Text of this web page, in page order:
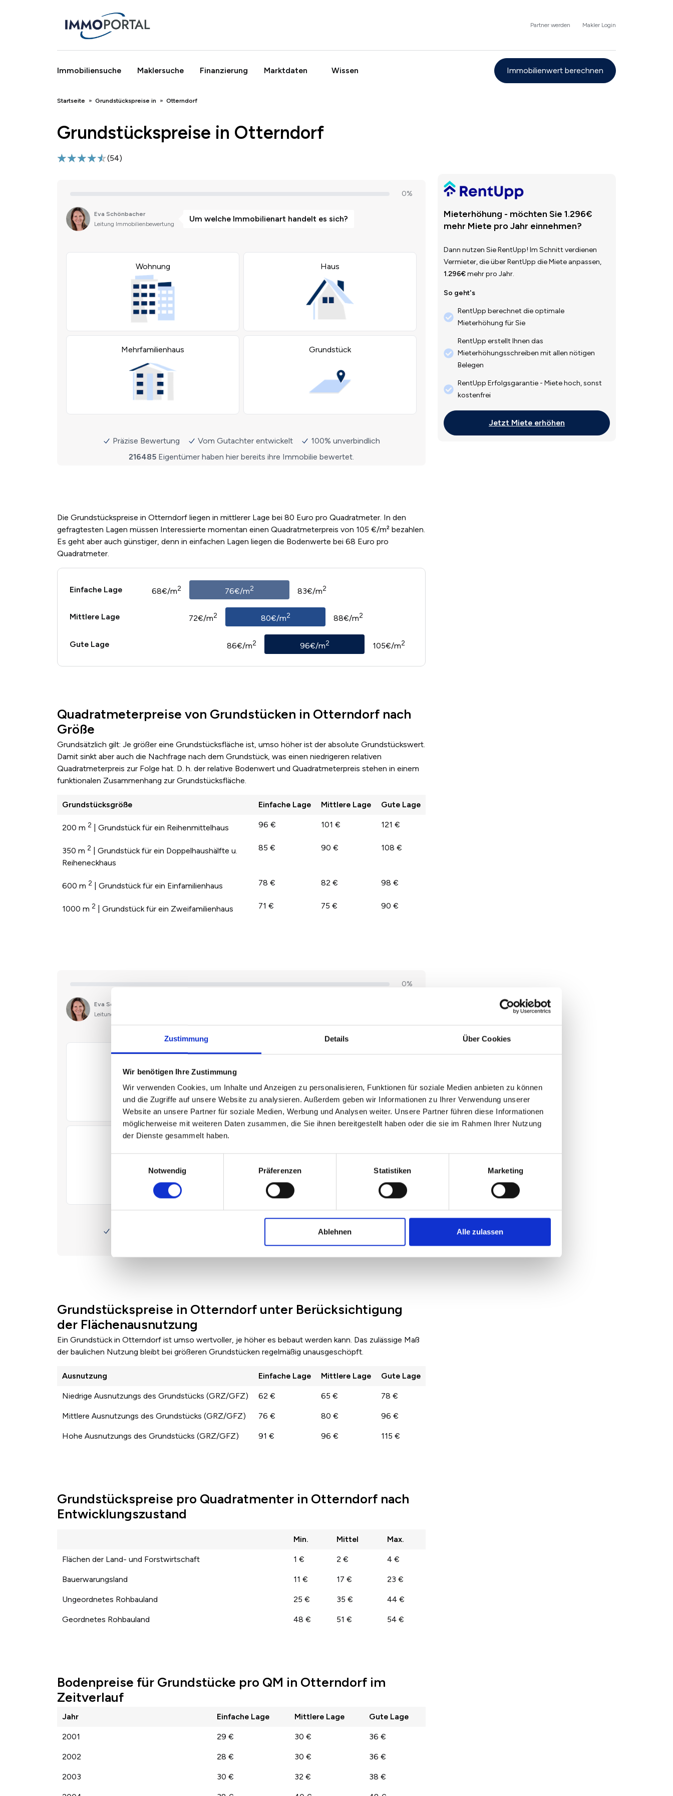
Zustimmung Details Über Cookies
Wir benötigen Ihre Zustimmung
Wir verwenden Cookies, um Inhalte und Anzeigen zu personalisieren, Funktionen für soziale Medien anbieten zu können
und die Zugriffe auf unsere Website zu analysieren. Außerdem geben wir Informationen zu Ihrer Verwendung unserer
Website an unsere Partner für soziale Medien, Werbung und Analysen weiter. Unsere Partner führen diese Informationen
möglicherweise mit weiteren Daten zusammen, die Sie ihnen bereitgestellt haben oder die sie im Rahmen Ihrer Nutzung
der Dienste gesammelt haben.
Notwendig
Präferenzen Statistiken Marketing
Ablehnen Alle zulassen
Partner werden Makler Login
Immobiliensuche Maklersuche Finanzierung Marktdaten Wissen Immobilienwert berechnen
Breadcrumb
Startseite Grundstückspreise in Otterndorf
Grundstückspreise in Otterndorf
(54)
Die Grundstückspreise in Otterndorf liegen in mittlerer Lage bei 80 Euro pro Quadratmeter. In den
gefragtesten Lagen müssen Interessierte momentan einen Quadratmeterpreis von 105 €/m² bezahlen.
Es geht aber auch günstiger, denn in einfachen Lagen liegen die Bodenwerte bei 68 Euro pro
Quadratmeter.
Einfache Lage 68€/m2 76€/m2 83€/m2
Mittlere Lage 72€/m2 80€/m2 88€/m2
Gute Lage 86€/m2 96€/m2 105€/m2
Quadratmeterpreise von Grundstücken in Otterndorf nach
Größe
Grundsätzlich gilt: Je größer eine Grundstücksfläche ist, umso höher ist der absolute Grundstückswert.
Damit sinkt aber auch die Nachfrage nach dem Grundstück, was einen niedrigeren relativen
Quadratmeterpreis zur Folge hat. D. h. der relative Bodenwert und Quadratmeterpreis stehen in einem
funktionalen Zusammenhang zur Grundstücksfläche.
Grundstücksgröße Einfache Lage Mittlere Lage Gute Lage
200 m 2 | Grundstück für ein Reihenmittelhaus 96 € 101 € 121 €
350 m 2
| Grundstück für ein Doppelhaushälfte u.
Reiheneckhaus
85 € 90 € 108 €
600 m 2 | Grundstück für ein Einfamilienhaus 78 € 82 € 98 €
1000 m 2 | Grundstück für ein Zweifamilienhaus 71 € 75 € 90 €
Grundstückspreise in Otterndorf unter Berücksichtigung
der Flächenausnutzung
Ein Grundstück in Otterndorf ist umso wertvoller, je höher es bebaut werden kann. Das zulässige Maß
der baulichen Nutzung bleibt bei größeren Grundstücken regelmäßig unausgeschöpft.
Ausnutzung Einfache Lage Mittlere Lage Gute Lage
Niedrige Ausnutzungs des Grundstücks (GRZ/GFZ) 62 € 65 € 78 €
Mittlere Ausnutzungs des Grundstücks (GRZ/GFZ) 76 € 80 € 96 €
Hohe Ausnutzungs des Grundstücks (GRZ/GFZ) 91 € 96 € 115 €
Grundstückspreise pro Quadratmenter in Otterndorf nach
Entwicklungszustand
Min. Mittel Max.
Flächen der Land- und Forstwirtschaft 1 € 2 € 4 €
Bauerwarungsland 11 € 17 € 23 €
Ungeordnetes Rohbauland 25 € 35 € 44 €
Geordnetes Rohbauland 48 € 51 € 54 €
Bodenpreise für Grundstücke pro QM in Otterndorf im
Zeitverlauf
Jahr Einfache Lage Mittlere Lage Gute Lage
2001 29 € 30 € 36 €
2002 28 € 30 € 36 €
2003 30 € 32 € 38 €
Mieterhöhung - möchten Sie 1.296€
mehr Miete pro Jahr einnehmen?
Dann nutzen Sie RentUpp! Im Schnitt verdienen
Vermieter, die über RentUpp die Miete anpassen,
1.296€mehr pro Jahr.
So geht's
RentUpp berechnet die optimale
Mieterhöhung für Sie
RentUpp erstellt Ihnen das
Mieterhöhungsschreiben mit allen nötigen
Belegen
RentUpp Erfolgsgarantie - Miete hoch, sonst
kostenfrei
Jetzt Miete erhöhen